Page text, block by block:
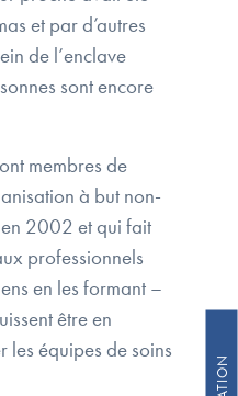
et par d’autres
de l’enclave
sont encore
membres de
à but non-
2002 et qui fait
professionnels
en les formant –
être en
les équipes de soins